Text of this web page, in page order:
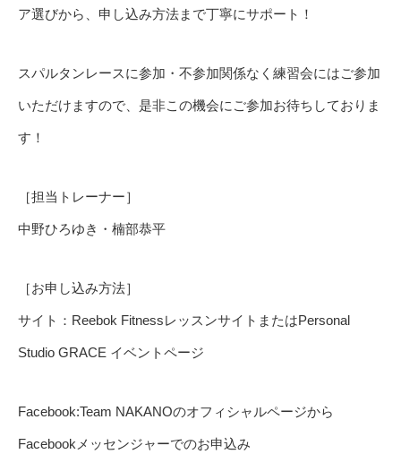
ア選びから、申し込み方法まで丁寧にサポート！
スパルタンレースに参加・不参加関係なく練習会にはご参加
いただけますので、是非この機会にご参加お待ちしておりま
す！
［担当トレーナー］
中野ひろゆき・楠部恭平
［お申し込み方法］
サイト：Reebok FitnessレッスンサイトまたはPersonal
Studio GRACE イベントページ
Facebook:Team NAKANOのオフィシャルページから
Facebookメッセンジャーでのお申込み